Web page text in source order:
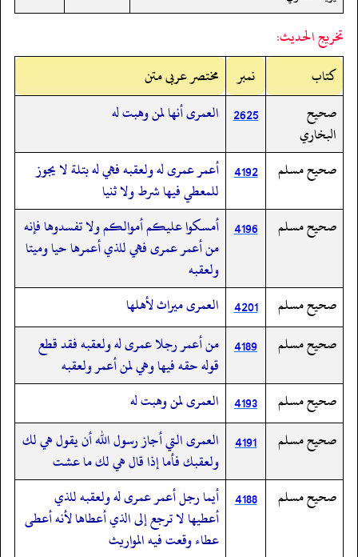
تخريج الحديث:
کتاب
نمبر
مختصر عربی متن
صحيح
البخاري
2625 العمرى أنها لمن وهبت له
صحيح مسلم 4192 أعمر عمرى له ولعقبه فهي له بتلة لا يجوز
للمعطي فيها شرط ولا ثنيا
صحيح مسلم
4196 أمسكوا عليكم أموالكم ولا تفسدوها فإنه
من أعمر عمرى فهي للذي أعمرها حيا وميتا
ولعقبه
صحيح مسلم
4201
العمرى ميراث لأهلها
صحيح مسلم
4189 من أعمر رجلا عمرى له ولعقبه فقد قطع
قوله حقه فيها وهي لمن أعمر ولعقبه
صحيح مسلم
4193
العمرى لمن وهبت له
صحيح مسلم
4191
العمرى التي أجاز رسول الله أن يقول هي لك
ولعقبك فأما إذا قال هي لك ما عشت
صحيح مسلم
4188
أيما رجل أعمر عمرى له ولعقبه للذي
أعطيها لا ترجع إلى الذي أعطاها لأنه أعطى
عطاء وقعت فيه المواريث